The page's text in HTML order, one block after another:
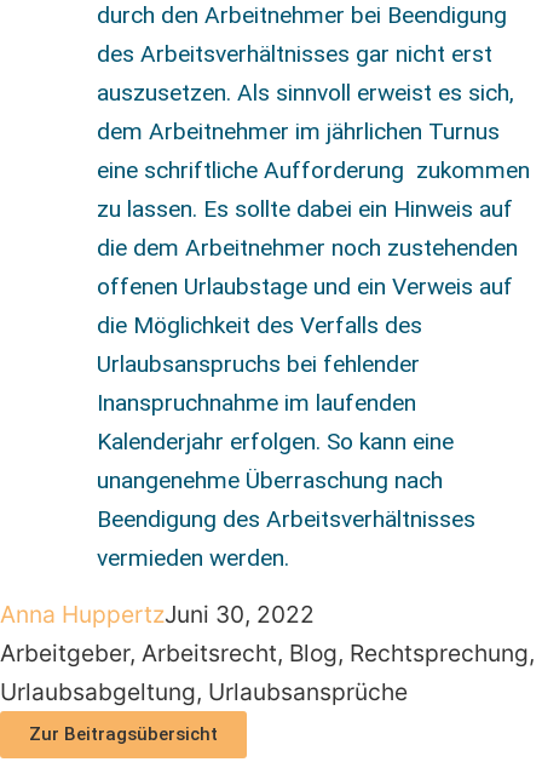
durch den Arbeitnehmer bei Beendigung
des Arbeitsverhältnisses gar nicht erst
auszusetzen. Als sinnvoll erweist es sich,
dem Arbeitnehmer im jährlichen Turnus
eine schriftliche Aufforderung zukommen
zu lassen. Es sollte dabei ein Hinweis auf
die dem Arbeitnehmer noch zustehenden
offenen Urlaubstage und ein Verweis auf
die Möglichkeit des Verfalls des
Urlaubsanspruchs bei fehlender
Inanspruchnahme im laufenden
Kalenderjahr erfolgen. So kann eine
unangenehme Überraschung nach
Beendigung des Arbeitsverhältnisses
vermieden werden.
Anna HuppertzJuni 30, 2022
Arbeitgeber, Arbeitsrecht, Blog, Rechtsprechung,
Urlaubsabgeltung, Urlaubsansprüche
Zur Beitragsübersicht